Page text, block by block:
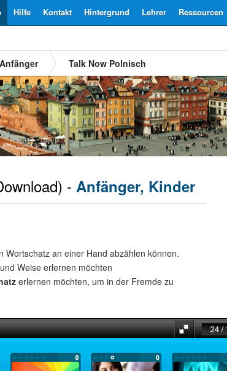
Ressourcen
Lehrer
Hintergrund
Kontakt
Hilfe
Anfänger Talk Now Polnisch
- Anfänger, Kinder
Wortschatz an einer Hand abzählen können.
Weise erlernen möchten
erlernen möchten, um in der Fremde zu